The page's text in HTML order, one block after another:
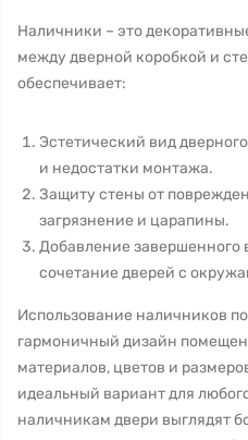
Наличники – это
между дверной коробкой и
обеспечивает:
Эстетический вид
и недостатки монтажа.
Защиту стены от
загрязнение и царапины.
Добавление завершенного
сочетание дверей с
Использование наличников
гармоничный дизайн
материалов, цветов и
идеальный вариант для
наличникам двери выглядят